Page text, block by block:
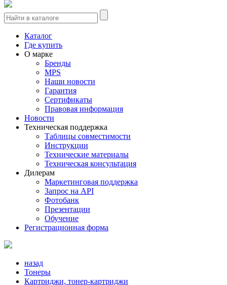
Каталог
Где купить
О марке
Бренды
MPS
Наши новости
Гарантия
Сертификаты
Правовая информация
Новости
Техническая поддержка
Таблицы совместимости
Инструкции
Технические материалы
Техническая консультация
Дилерам
Маркетинговая поддержка
Запрос на API
Фотобанк
Презентации
Обучение
Регистрационная форма
назад
Тонеры
Картриджи, тонер-картриджи